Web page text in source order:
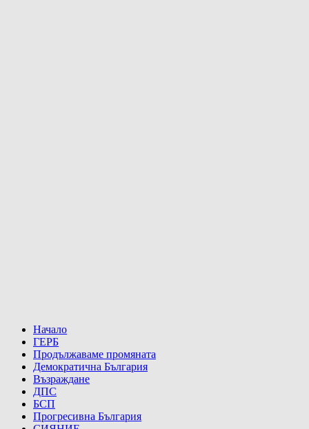
Начало
ГЕРБ
Продължаваме промяната
Демократична България
Възраждане
ДПС
БСП
Прогресивна България